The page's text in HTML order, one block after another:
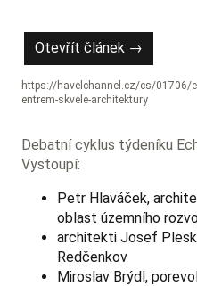
Otevřít článek →
https://havelchannel.cz/cs/01706/
entrem-skvele-architektury
Debatní cyklus týdeníku
Vystoupí:
Petr Hlaváček,
oblast územního
architekti Josef
Redčenkov
Miroslav Brýdl,